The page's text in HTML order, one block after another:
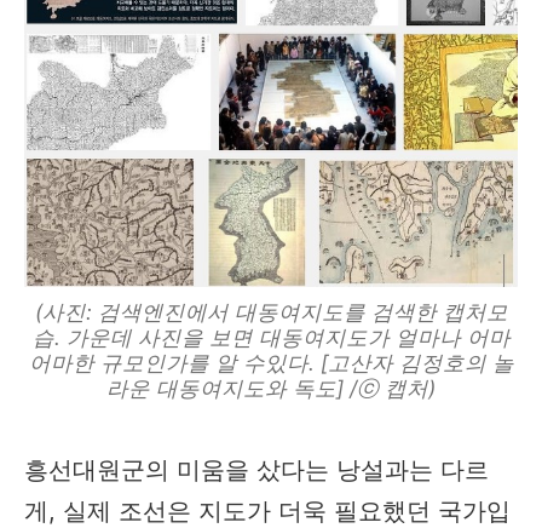
(사진: 검색엔진에서 대동여지도를 검색한 캡처모
습. 가운데 사진을 보면 대동여지도가 얼마나 어마
어마한 규모인가를 알 수있다. [고산자 김정호의 놀
라운 대동여지도와 독도] /ⓒ 캡처)
흥선대원군의 미움을 샀다는 낭설과는 다르
게, 실제 조선은 지도가 더욱 필요했던 국가입